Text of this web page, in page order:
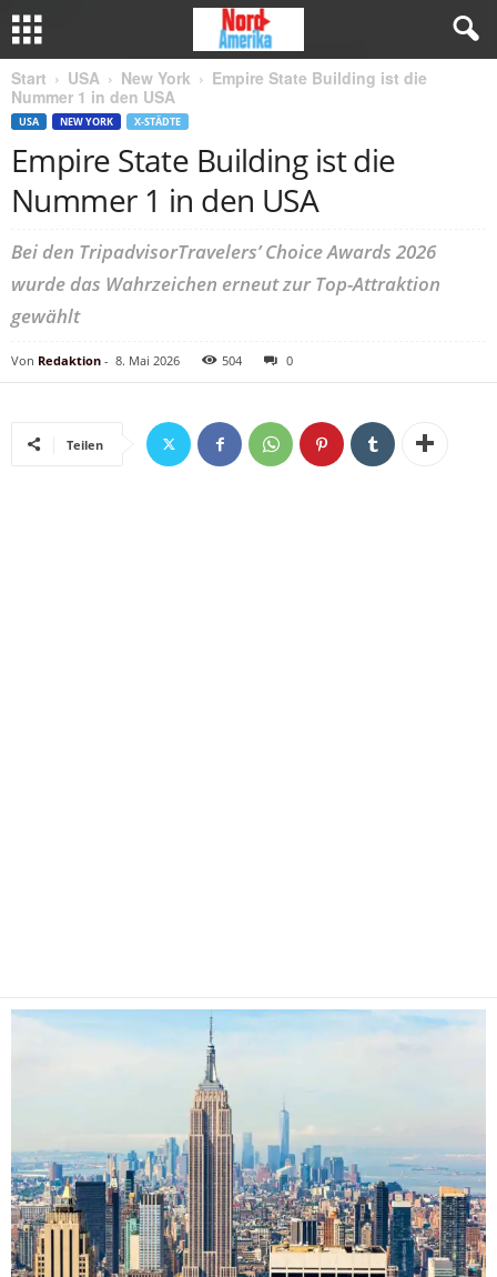
Start USA New York
Empire State Building ist die
Nummer 1 in den USA
USA NEW YORK X-STÄDTE
Empire State Building ist die
Nummer 1 in den USA
Bei den TripadvisorTravelers’ Choice Awards 2026
wurde das Wahrzeichen erneut zur Top-Attraktion
gewählt
Von Redaktion - 8. Mai 2026 504 0
Teilen